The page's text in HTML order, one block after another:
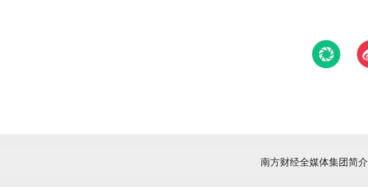
南方财经全媒体集团简介